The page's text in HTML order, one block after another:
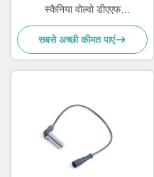
स्कैनिया वोल्वो डीएएफ
0035421618 1506004
5021170124
सबसे अच्छी कीमत पाएं